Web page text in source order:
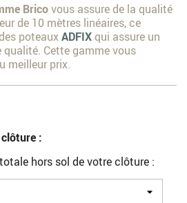
Bricovous assure de la qualité
de 10 mètres linéaires, ce
poteauxADFIXqui assure un
Cette gamme vous
meilleur prix.
:
hors sol de votre clôture :